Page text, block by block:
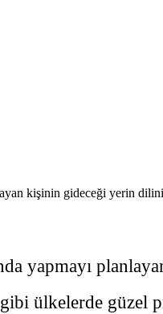
kişinin gideceği yerin
yapmayı
ülkelerde güzel